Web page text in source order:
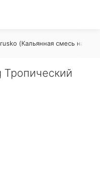
(Кальянная смесь на
Тропический